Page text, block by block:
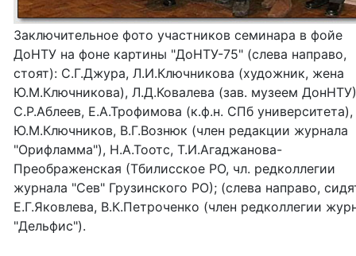
Заключительное фото участников семинара в фойе
ДоНТУ на фоне картины "ДоНТУ-75" (слева направо,
стоят): С.Г.Джура, Л.И.Ключникова (художник, жена
Ю.М.Ключникова), Л.Д.Ковалева (зав. музеем
С.Р.Аблеев, Е.А.Трофимова (к.ф.н. СПб университета),
Ю.М.Ключников, В.Г.Вознюк (член редакции журнала
"Орифламма"), Н.А.Тоотс, Т.И.Агаджанова-
Преображенская (Тбилисское РО, чл. редколлегии
журнала "Сев" Грузинского РО); (слева направо,
Е.Г.Яковлева, В.К.Петроченко (член редколлегии
"Дельфис").